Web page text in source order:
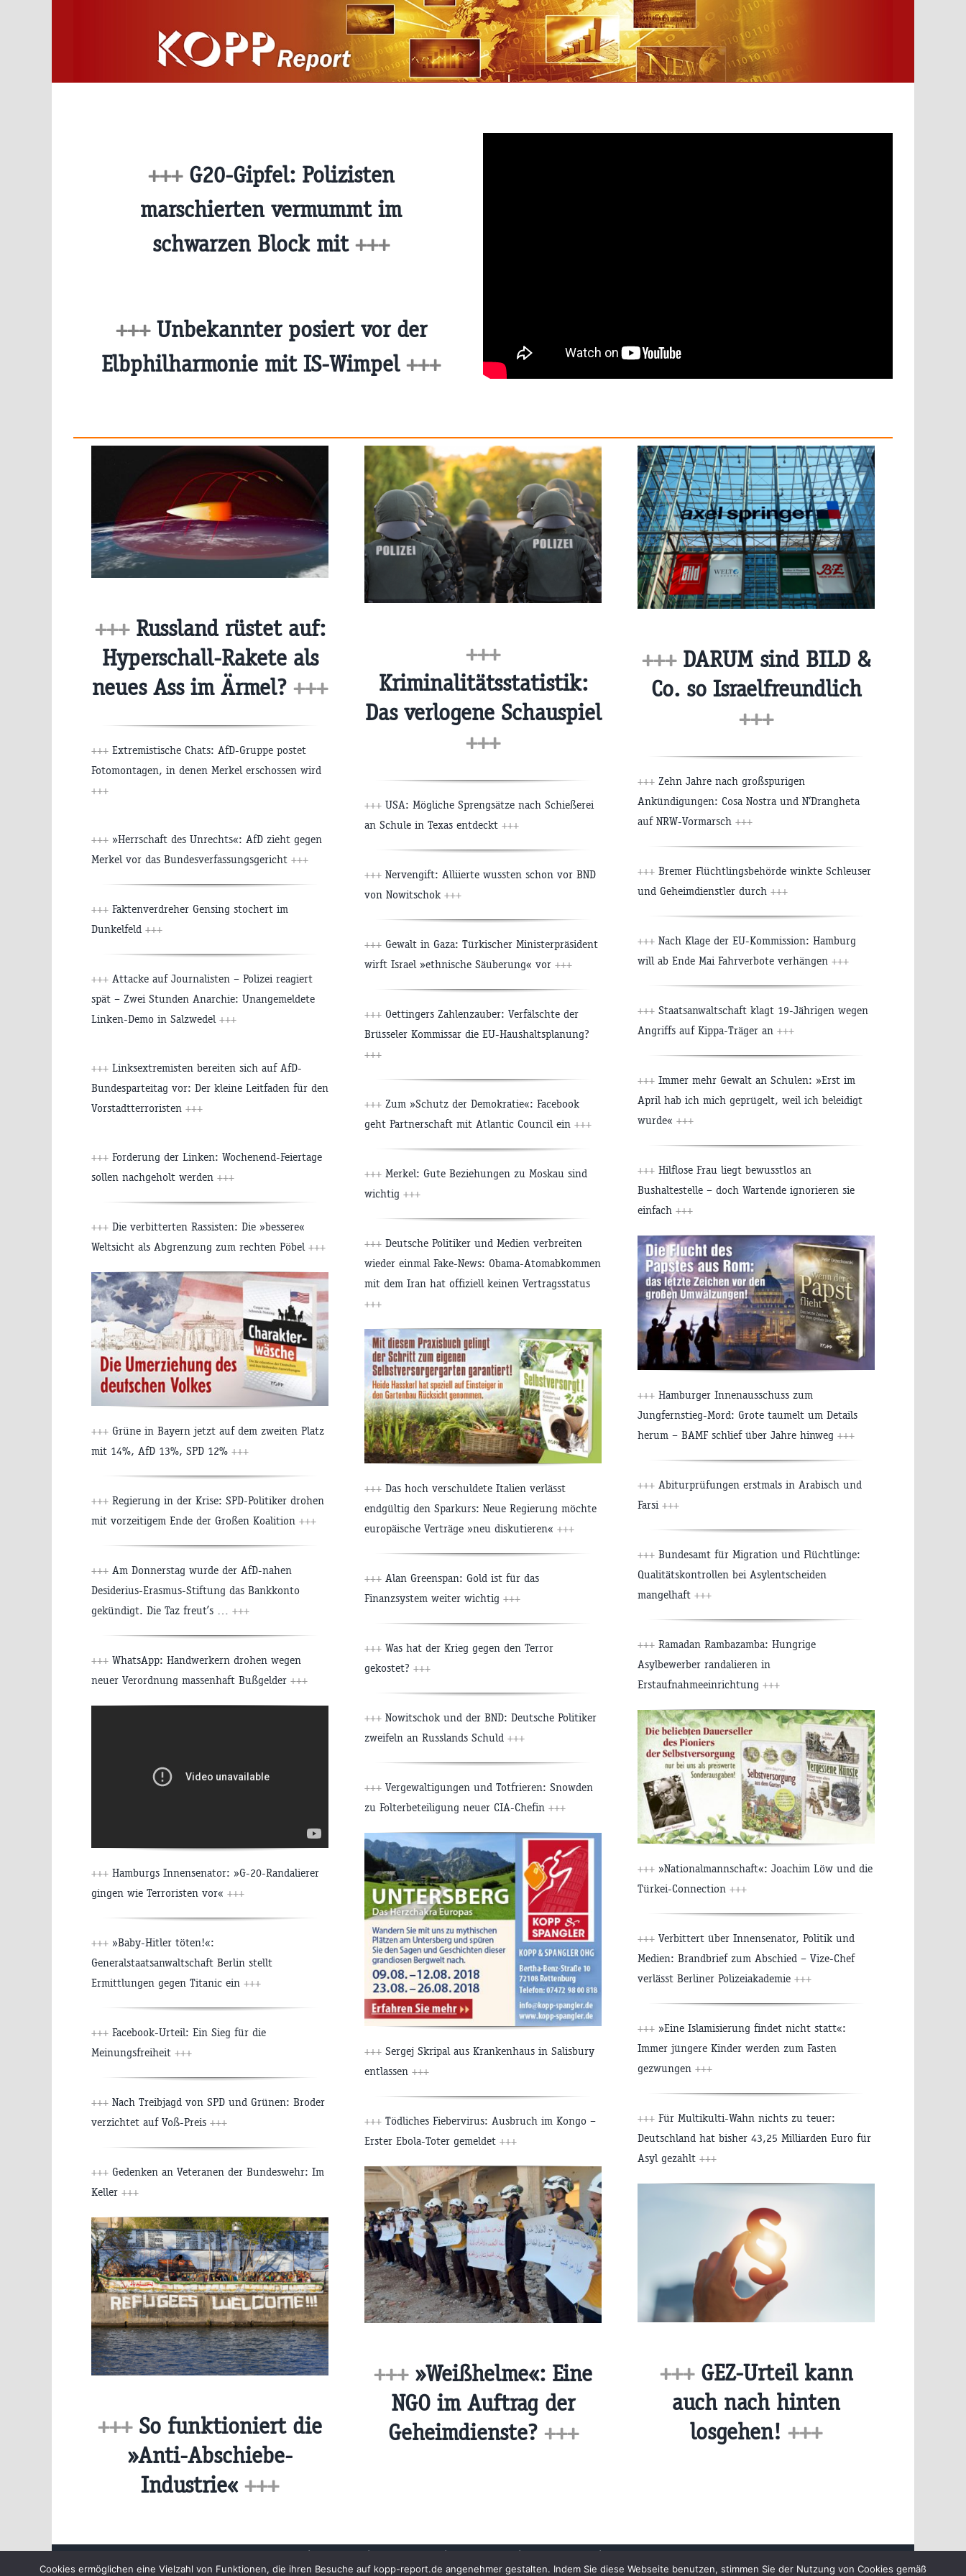
+++ G20-Gipfel: Polizisten
marschierten vermummt im
schwarzen Block mit +++
+++ Unbekannter posiert vor der
Elbphilharmonie mit IS-Wimpel +++
+++ Russland rüstet auf:
Hyperschall-Rakete als
neues Ass im Ärmel? +++
+++ Extremistische Chats: AfD-Gruppe postet
Fotomontagen, in denen Merkel erschossen wird
+++
+++ »Herrschaft des Unrechts«: AfD zieht gegen
Merkel vor das Bundesverfassungsgericht +++
+++ Faktenverdreher Gensing stochert im
Dunkelfeld +++
+++ Attacke auf Journalisten – Polizei reagiert
spät – Zwei Stunden Anarchie: Unangemeldete
Linken-Demo in Salzwedel +++
+++ Linksextremisten bereiten sich auf AfD-
Bundesparteitag vor: Der kleine Leitfaden für den
Vorstadtterroristen +++
+++ Forderung der Linken: Wochenend-Feiertage
sollen nachgeholt werden +++
+++ Die verbitterten Rassisten: Die »bessere«
Weltsicht als Abgrenzung zum rechten Pöbel +++
+++ Grüne in Bayern jetzt auf dem zweiten Platz
mit 14%, AfD 13%, SPD 12% +++
+++ Regierung in der Krise: SPD-Politiker drohen
mit vorzeitigem Ende der Großen Koalition +++
+++ Am Donnerstag wurde der AfD-nahen
Desiderius-Erasmus-Stiftung das Bankkonto
gekündigt. Die Taz freut’s … +++
+++ WhatsApp: Handwerkern drohen wegen
neuer Verordnung massenhaft Bußgelder +++
+++ Hamburgs Innensenator: »G-20-Randalierer
gingen wie Terroristen vor« +++
+++ »Baby-Hitler töten!«:
Generalstaatsanwaltschaft Berlin stellt
Ermittlungen gegen Titanic ein +++
+++ Facebook-Urteil: Ein Sieg für die
Meinungsfreiheit +++
+++ Nach Treibjagd von SPD und Grünen: Broder
verzichtet auf Voß-Preis +++
+++ Gedenken an Veteranen der Bundeswehr: Im
Keller +++
+++ So funktioniert die
»Anti-Abschiebe-
Industrie« +++
+++
Kriminalitätsstatistik:
Das verlogene Schauspiel
+++
+++ USA: Mögliche Sprengsätze nach Schießerei
an Schule in Texas entdeckt +++
+++ Nervengift: Alliierte wussten schon vor BND
von Nowitschok +++
+++ Gewalt in Gaza: Türkischer Ministerpräsident
wirft Israel »ethnische Säuberung« vor +++
+++ Oettingers Zahlenzauber: Verfälschte der
Brüsseler Kommissar die EU-Haushaltsplanung?
+++
+++ Zum »Schutz der Demokratie«: Facebook
geht Partnerschaft mit Atlantic Council ein +++
+++ Merkel: Gute Beziehungen zu Moskau sind
wichtig +++
+++ Deutsche Politiker und Medien verbreiten
wieder einmal Fake-News: Obama-Atomabkommen
mit dem Iran hat offiziell keinen Vertragsstatus
+++
+++ Das hoch verschuldete Italien verlässt
endgültig den Sparkurs: Neue Regierung möchte
europäische Verträge »neu diskutieren« +++
+++ Alan Greenspan: Gold ist für das
Finanzsystem weiter wichtig +++
+++ Was hat der Krieg gegen den Terror
gekostet? +++
+++ Nowitschok und der BND: Deutsche Politiker
zweifeln an Russlands Schuld +++
+++ Vergewaltigungen und Totfrieren: Snowden
zu Folterbeteiligung neuer CIA-Chefin +++
+++ Sergej Skripal aus Krankenhaus in Salisbury
entlassen +++
+++ Tödliches Fiebervirus: Ausbruch im Kongo –
Erster Ebola-Toter gemeldet +++
+++ »Weißhelme«: Eine
NGO im Auftrag der
Geheimdienste? +++
+++ DARUM sind BILD &
Co. so Israelfreundlich
+++
+++ Zehn Jahre nach großspurigen
Ankündigungen: Cosa Nostra und N‘Drangheta
auf NRW-Vormarsch +++
+++ Bremer Flüchtlingsbehörde winkte Schleuser
und Geheimdienstler durch +++
+++ Nach Klage der EU-Kommission: Hamburg
will ab Ende Mai Fahrverbote verhängen +++
+++ Staatsanwaltschaft klagt 19-Jährigen wegen
Angriffs auf Kippa-Träger an +++
+++ Immer mehr Gewalt an Schulen: »Erst im
April hab ich mich geprügelt, weil ich beleidigt
wurde« +++
+++ Hilflose Frau liegt bewusstlos an
Bushaltestelle – doch Wartende ignorieren sie
einfach +++
+++ Hamburger Innenausschuss zum
Jungfernstieg-Mord: Grote taumelt um Details
herum – BAMF schlief über Jahre hinweg +++
+++ Abiturprüfungen erstmals in Arabisch und
Farsi +++
+++ Bundesamt für Migration und Flüchtlinge:
Qualitätskontrollen bei Asylentscheiden
mangelhaft +++
+++ Ramadan Rambazamba: Hungrige
Asylbewerber randalieren in
Erstaufnahmeeinrichtung +++
+++ »Nationalmannschaft«: Joachim Löw und die
Türkei-Connection +++
+++ Verbittert über Innensenator, Politik und
Medien: Brandbrief zum Abschied – Vize-Chef
verlässt Berliner Polizeiakademie +++
+++ »Eine Islamisierung findet nicht statt«:
Immer jüngere Kinder werden zum Fasten
gezwungen +++
+++ Für Multikulti-Wahn nichts zu teuer:
Deutschland hat bisher 43,25 Milliarden Euro für
Asyl gezahlt +++
+++ GEZ-Urteil kann
auch nach hinten
losgehen! +++
Cookies ermöglichen eine Vielzahl von Funktionen, die ihren Besuche auf kopp-report.de angenehmer gestalten. Indem Sie diese Webseite benutzen, stimmen Sie der Nutzung von Cookies gemäß